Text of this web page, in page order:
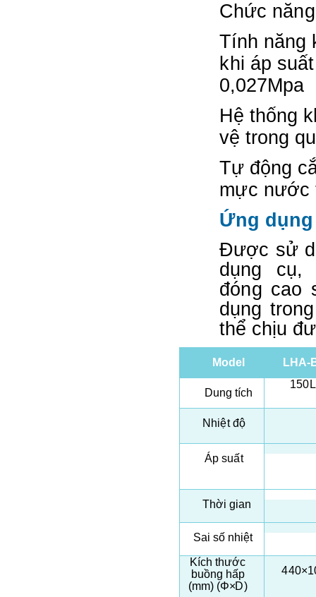
Chức năn
Tính năng
khi áp suấ
0,027Mpa
Hệ thống
vệ trong
Tự động
mực nước
Ứng dụng
Được sử
dụng cụ,
đóng cao
dụng tron
thể chịu đư
Model LHA-
Dungtích
150 L
N hiệt độ
Áp suất
Thời gian
Sai số nhiệt
Kíchthước
buồng hấp
(mm) (Φ×D)
440×1